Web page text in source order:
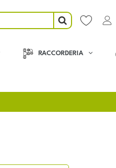
RACCORDERIA